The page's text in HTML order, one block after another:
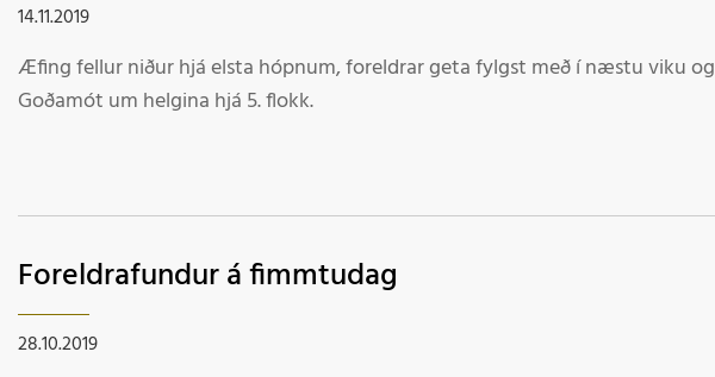
14.11.2019
Æfing fellur niður hjá elsta hópnum, foreldrar geta fylgst með í næstu viku og
Goðamót um helgina hjá 5. flokk.
Foreldrafundur á fimmtudag
28.10.2019